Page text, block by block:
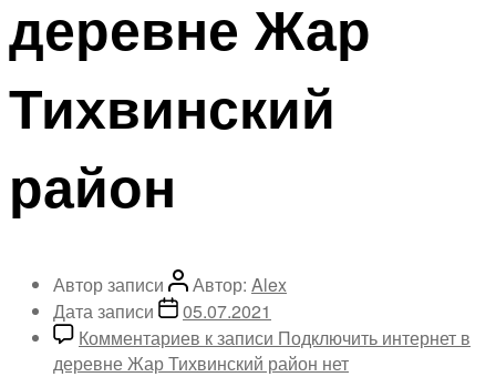
деревне Жар
Тихвинский
район
Автор записи Автор: Alex
Дата записи
05.07.2021
Комментариев к записи Подключить интернет в
деревне Жар Тихвинский район нет